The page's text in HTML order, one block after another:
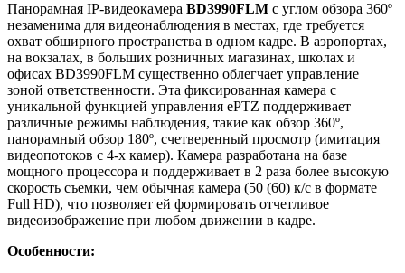
Панорамная IP-видеокамера BD3990FLM с углом обзора 360º
незаменима для видеонаблюдения в местах, где требуется
охват обширного пространства в одном кадре. В аэропортах,
на вокзалах, в больших розничных магазинах, школах и
офисах BD3990FLM существенно облегчает управление
зоной ответственности. Эта фиксированная камера с
уникальной функцией управления ePTZ поддерживает
различные режимы наблюдения, такие как обзор 360º,
панорамный обзор 180º, счетверенный просмотр (имитация
видеопотоков с 4-х камер). Камера разработана на базе
мощного процессора и поддерживает в 2 раза более высокую
скорость съемки, чем обычная камера (50 (60) к/с в формате
Full HD), что позволяет ей формировать отчетливое
видеоизображение при любом движении в кадре.
Особенности: